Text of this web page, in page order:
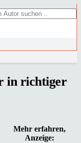
in richtiger
Mehr erfahren,
Anzeige: